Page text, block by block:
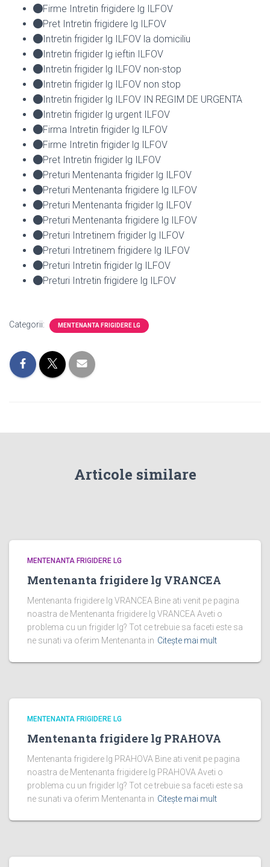
Firme Intretin frigidere lg ILFOV
Pret Intretin frigidere lg ILFOV
Intretin frigider lg ILFOV la domiciliu
Intretin frigider lg ieftin ILFOV
Intretin frigider lg ILFOV non-stop
Intretin frigider lg ILFOV non stop
Intretin frigider lg ILFOV IN REGIM DE URGENTA
Intretin frigider lg urgent ILFOV
Firma Intretin frigider lg ILFOV
Firme Intretin frigider lg ILFOV
Pret Intretin frigider lg ILFOV
Preturi Mentenanta frigider lg ILFOV
Preturi Mentenanta frigidere lg ILFOV
Preturi Mentenanta frigider lg ILFOV
Preturi Mentenanta frigidere lg ILFOV
Preturi Intretinem frigider lg ILFOV
Preturi Intretinem frigidere lg ILFOV
Preturi Intretin frigider lg ILFOV
Preturi Intretin frigidere lg ILFOV
Categorii: MENTENANTA FRIGIDERE LG
Articole similare
MENTENANTA FRIGIDERE LG
Mentenanta frigidere lg VRANCEA
Mentenanta frigidere lg VRANCEA Bine ati venit pe pagina
noastra de Mentenanta frigidere lg VRANCEA Aveti o
problema cu un frigider lg? Tot ce trebuie sa faceti este sa
ne sunati va oferim Mentenanta in Citește mai mult
MENTENANTA FRIGIDERE LG
Mentenanta frigidere lg PRAHOVA
Mentenanta frigidere lg PRAHOVA Bine ati venit pe pagina
noastra de Mentenanta frigidere lg PRAHOVA Aveti o
problema cu un frigider lg? Tot ce trebuie sa faceti este sa
ne sunati va oferim Mentenanta in Citește mai mult